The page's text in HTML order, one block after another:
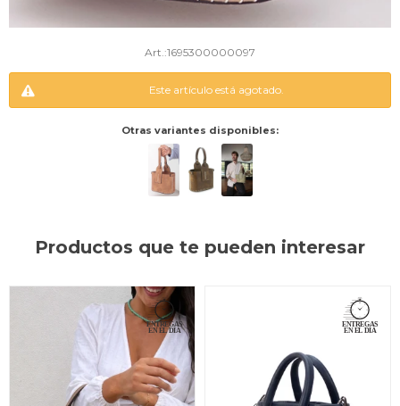
1695300000097
Este artículo está agotado.
Otras variantes disponibles:
Productos que te pueden interesar